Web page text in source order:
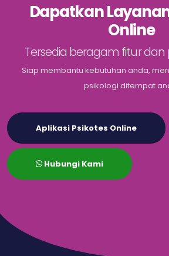
Dapatkan
Online
Tersedia beragam fitur
Siap membantu kebutuhan anda,
psikologi ditempat
Aplikasi Psikotes Online
Hubungi Kami